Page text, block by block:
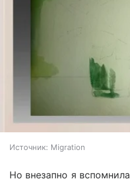
Источник: Migration
Но внезапно я